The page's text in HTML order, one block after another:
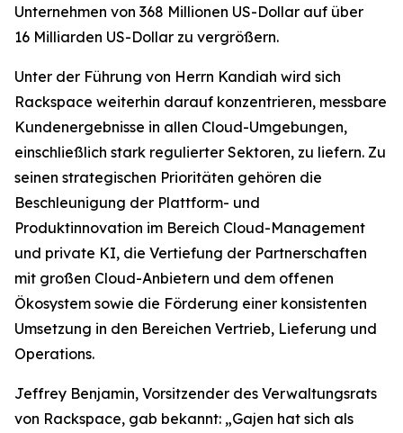
Unternehmen von 368 Millionen US-Dollar auf über
16 Milliarden US-Dollar zu vergrößern.
Unter der Führung von Herrn Kandiah wird sich
Rackspace weiterhin darauf konzentrieren, messbare
Kundenergebnisse in allen Cloud-Umgebungen,
einschließlich stark regulierter Sektoren, zu liefern. Zu
seinen strategischen Prioritäten gehören die
Beschleunigung der Plattform- und
Produktinnovation im Bereich Cloud-Management
und private KI, die Vertiefung der Partnerschaften
mit großen Cloud-Anbietern und dem offenen
Ökosystem sowie die Förderung einer konsistenten
Umsetzung in den Bereichen Vertrieb, Lieferung und
Operations.
Jeffrey Benjamin, Vorsitzender des Verwaltungsrats
von Rackspace, gab bekannt: „Gajen hat sich als